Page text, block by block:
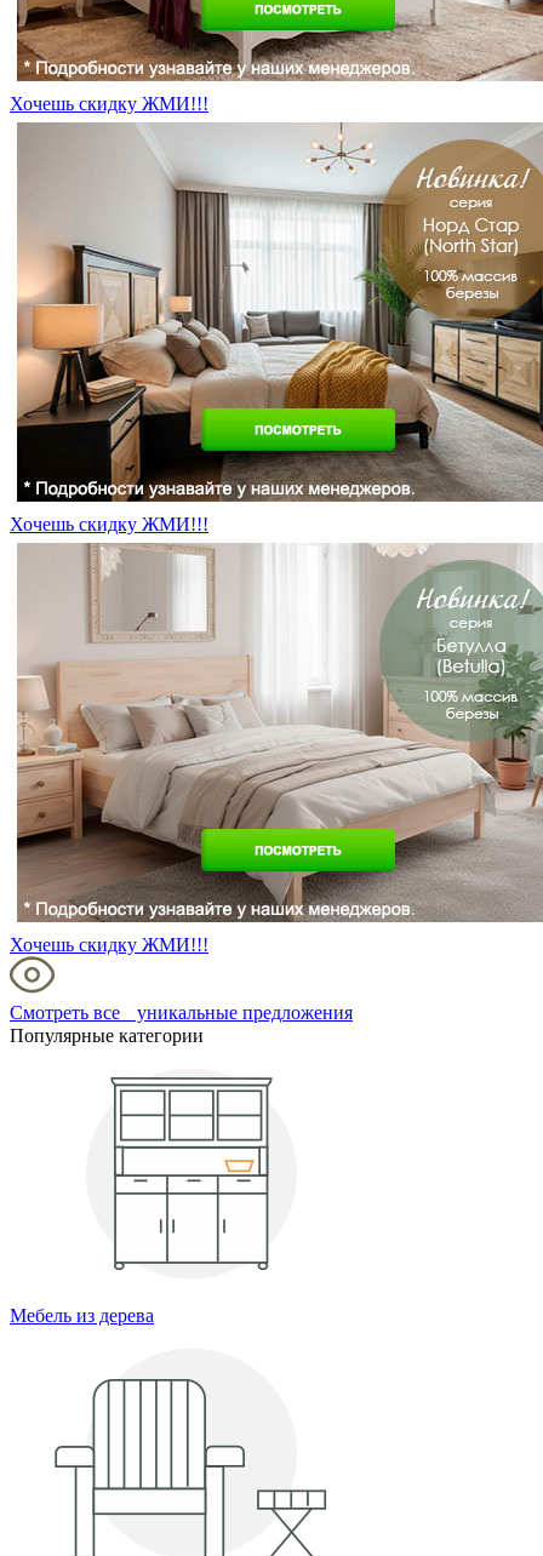
Хочешь скидку ЖМИ!!!
Хочешь скидку ЖМИ!!!
Хочешь скидку ЖМИ!!!
Смотреть все уникальные предложения
Популярные категории
Мебель из дерева